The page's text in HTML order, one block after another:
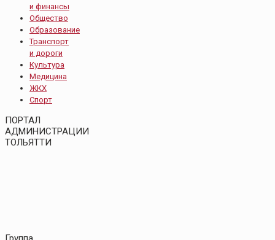
и финансы
Общество
Образование
Транспорт
и дороги
Культура
Медицина
ЖКХ
Спорт
ПОРТАЛ
АДМИНИСТРАЦИИ
ТОЛЬЯТТИ